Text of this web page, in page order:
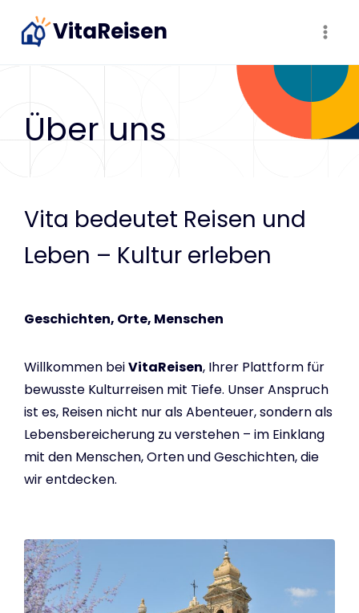
Inhalt
VitaReisen
Über uns
Vita bedeutet Reisen und
Leben – Kultur erleben
Geschichten, Orte, Menschen
Willkommen beiVitaReisen, Ihrer Plattform für
bewusste Kulturreisen mit Tiefe. Unser Anspruch
ist es, Reisen nicht nur als Abenteuer, sondern als
Lebensbereicherung zu verstehen – im Einklang
mit den Menschen, Orten und Geschichten, die
wir entdecken.